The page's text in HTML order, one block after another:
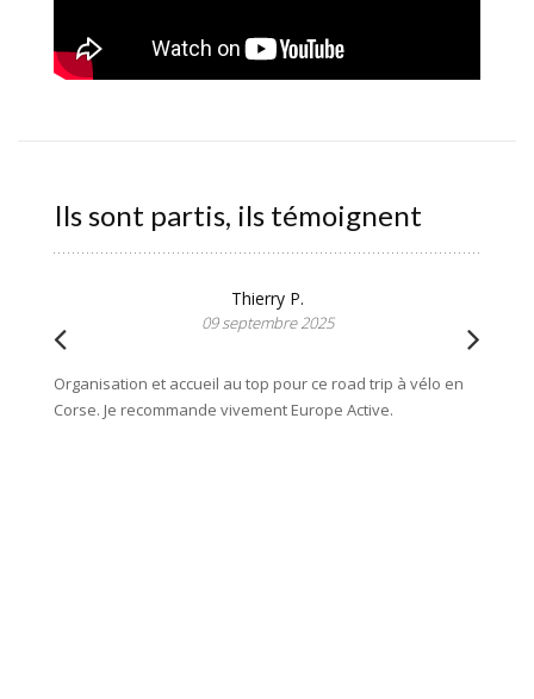
Ils sont partis, ils témoignent
Thierry P.
09 septembre 2025
Organisation et accueil au top pour ce road trip à vélo en
Corse. Je recommande vivement Europe Active.